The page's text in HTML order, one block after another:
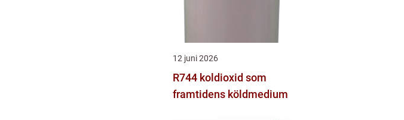
12 juni 2026
R744 koldioxid som
framtidens köldmedium